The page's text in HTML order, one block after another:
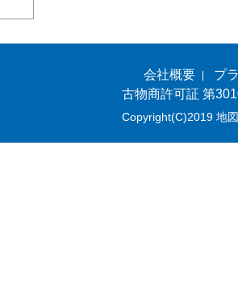
会社概要
プ
古物商許可証 第
Copyright(C)2019 地